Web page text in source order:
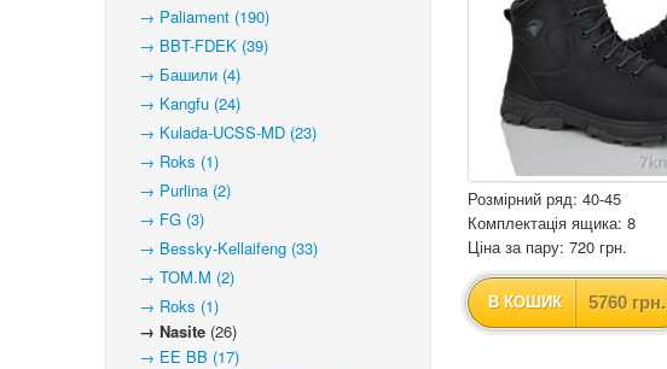
→ Paliament (190)
→ BBT-FDEK (39)
→ Башили (4)
→ Kangfu (24)
→ Kulada-UCSS-MD (23)
→ Roks (1)
→ Purlina (2)
→ FG (3)
→ Bessky-Kellaifeng (33)
→ TOM.M (2)
→ Roks (1)
→ Nasite (26)
→ EE BB (17)
Розмірний ряд: 40-45
Комплектація ящика: 8
Ціна за пару: 720 грн.
В КОШИК 5760 грн.